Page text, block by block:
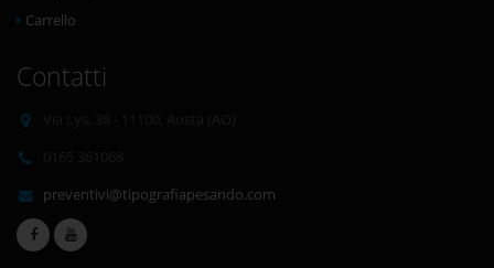
Carrello
Contatti
preventivi@tipografiapesando.com